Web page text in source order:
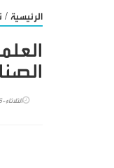
الرئيسية /
الثلاثاء-2026-05-19 | 10:01 am